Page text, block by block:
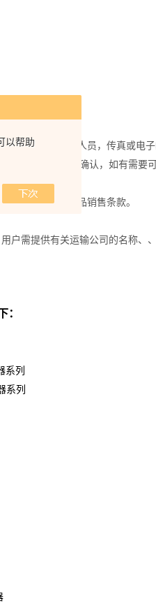
以帮助
度等级。
相对接应的销售人员，传真或电子
并需要您的书面确认，如有需要
我公司标准的产品销售条款。
户需提供有关运输公司的名称、
：
系列
系列